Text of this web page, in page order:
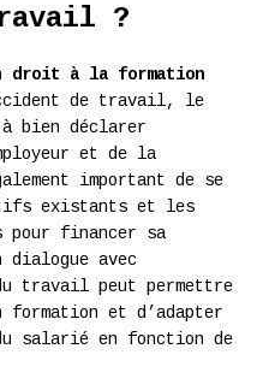
?
droit à la formation
de travail, le
bien déclarer
et de la
important de se
existants et les
pour financer sa
avec
travail peut permettre
et d’adapter
salarié en fonction de